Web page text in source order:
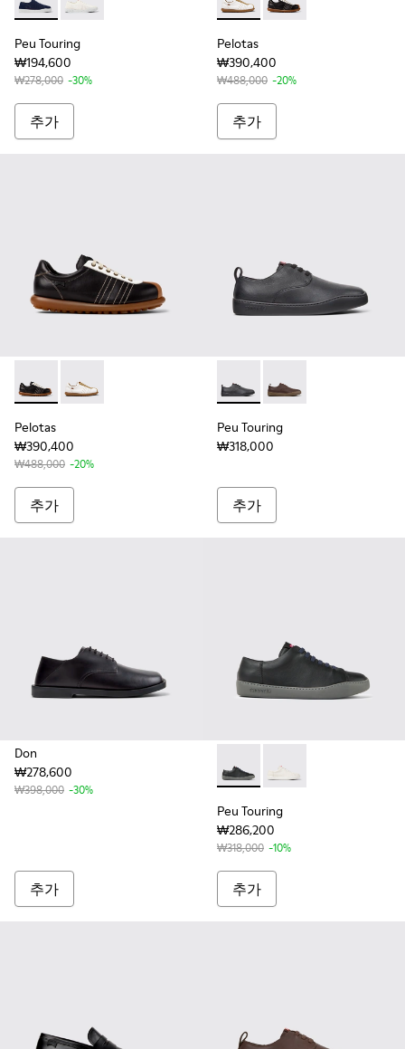
Peu Touring - K100816-009 - 남성 블루 컬러 재활용 PET 소
Peu Touring - K100816-001
Peu Touring
₩194,600
₩278,000 -30%
추가
Pelotas - K101018-010 - 남
Pelotas - K101018-
Pelotas
₩390,400
₩488,000 -20%
추가
Pelotas - K101018-001 - 남성용 멀티컬러 베지터블 태닝 가
Pelotas - K101018-010 - 남성용 화이트 컬러 가죽 및
Pelotas
₩390,400
₩488,000 -20%
추가
Peu Touring - K100977-004
Peu Touring -
Peu Touring
₩318,000
추가
Don
₩278,600
₩398,000 -30%
추가
Peu Touring - K100479-001
Peu Touring -
Peu Touring
₩286,200
₩318,000 -10%
추가